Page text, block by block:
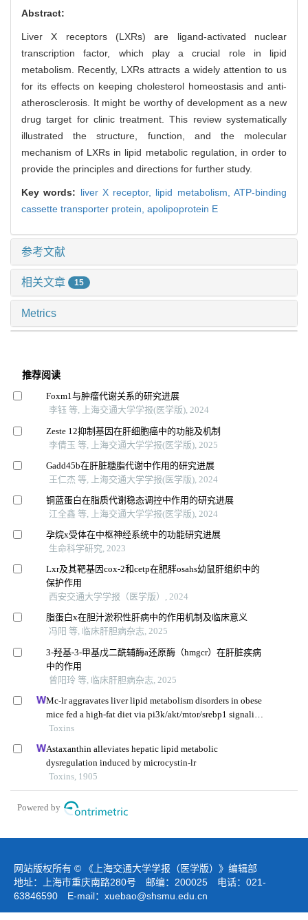
Abstract:
Liver X receptors (LXRs) are ligand-activated nuclear
transcription factor, which play a crucial role in lipid
metabolism. Recently, LXRs attracts a widely attention to us
for its effects on keeping cholesterol homeostasis and anti-
atherosclerosis. It might be worthy of development as a new
drug target for clinic treatment. This review systematically
illustrated the structure, function, and the molecular
mechanism of LXRs in lipid metabolic regulation, in order to
provide the principles and directions for further study.
Key words: liver X receptor, lipid metabolism,ATP-binding
cassette transporter protein, apolipoprotein E
参考文献
相关文章 15
Metrics
推荐阅读
Foxm1与肿瘤代谢关系的研究进展
李钰 等, 上海交通大学学报(医学版), 2024
Zeste 12抑制基因在肝细胞癌中的功能及机制
李倩玉 等, 上海交通大学学报(医学版), 2025
Gadd45b在肝脏糖脂代谢中作用的研究进展
王仁杰 等, 上海交通大学学报(医学版), 2024
铜蓝蛋白在脂质代谢稳态调控中作用的研究进展
江全鑫 等, 上海交通大学学报(医学版), 2024
孕烷x受体在中枢神经系统中的功能研究进展
生命科学研究, 2023
Lxr及其靶基因cox-2和cetp在肥胖osahs幼鼠肝组织中的
保护作用
西安交通大学学报（医学版）, 2024
脂蛋白x在胆汁淤积性肝病中的作用机制及临床意义
冯阳 等, 临床肝胆病杂志, 2025
3-羟基-3-甲基戊二酰辅酶a还原酶（hmgcr）在肝脏疾病
中的作用
曾阳玲 等, 临床肝胆病杂志, 2025
Mc-lr aggravates liver lipid metabolism disorders in obese
mice fed a high-fat diet via pi3k/akt/mtor/srebp1 signaling
pathway
Toxins
Astaxanthin alleviates hepatic lipid metabolic
dysregulation induced by microcystin-lr
Toxins, 1905
Powered by
网站版权所有 © 《上海交通大学学报（医学版）》编辑部
地址：上海市重庆南路280号 邮编：200025 电话：021-
63846590 E-mail： xuebao@shsmu.edu.cn